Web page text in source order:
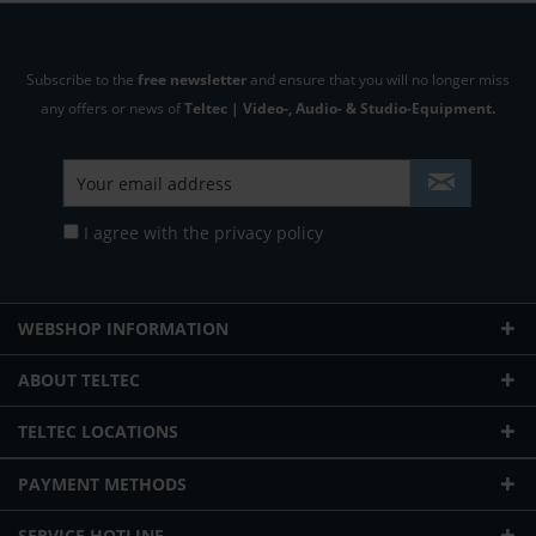
Subscribe to the free newsletter and ensure that you will no longer miss
any offers or news ofTeltec | Video-, Audio- & Studio-Equipment.
I agree with the privacy policy
WEBSHOP INFORMATION
ABOUT TELTEC
TELTEC LOCATIONS
PAYMENT METHODS